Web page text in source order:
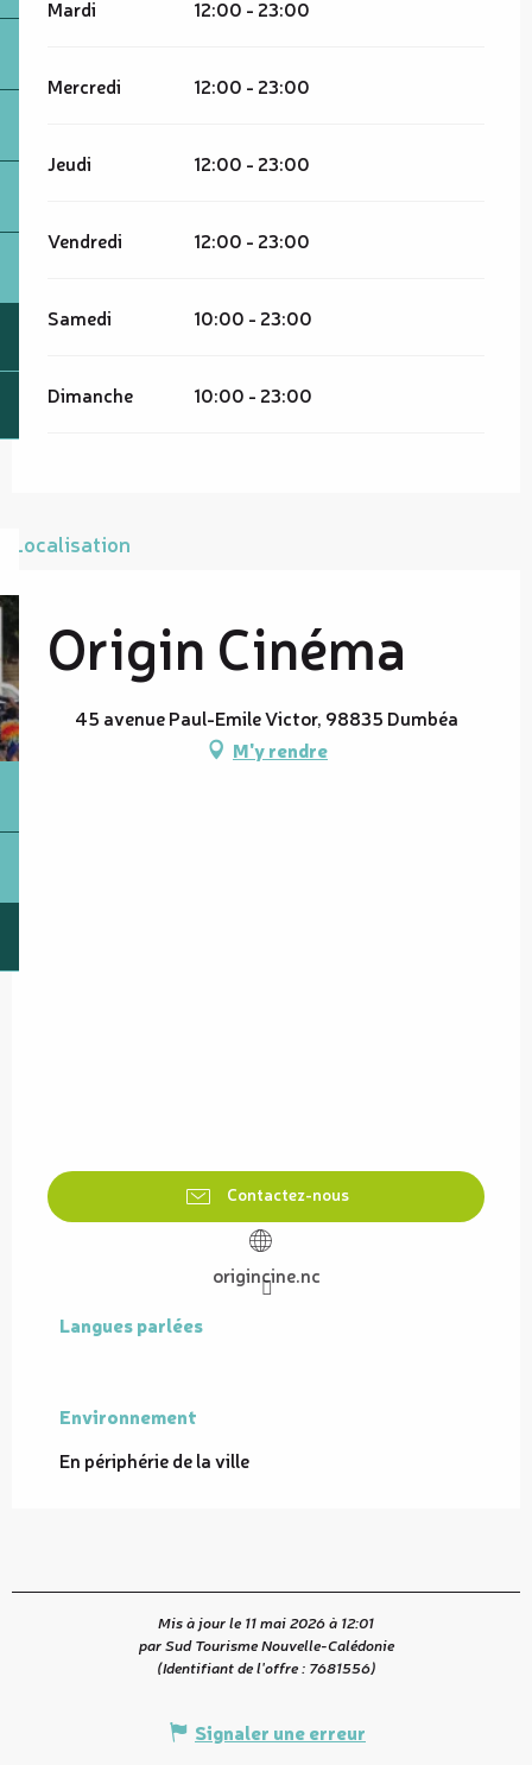
Mardi 12:00 - 23:00
Mercredi 12:00 - 23:00
Jeudi 12:00 - 23:00
Vendredi 12:00 - 23:00
Samedi 10:00 - 23:00
Dimanche 10:00 - 23:00
Localisation
Origin Cinéma
45 avenue Paul-Emile Victor, 98835 Dumbéa
M'y rendre
Contactez-nous
origincine.nc
Langues parlées
Langues parlées
Environnement
Environnement
En périphérie de la ville
Mis à jour le 11 mai 2026 à 12:01
par Sud Tourisme Nouvelle-Calédonie
(Identifiant de l'offre : 7681556)
Signaler une erreur